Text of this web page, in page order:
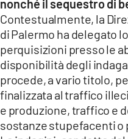
COSENZACHANNEL.IT
ILVIBONESE.IT
CATANZAROCHANNEL.IT
LACAPITALENEWS.IT
App
nonché il sequestro di
Contestualmente, la
di Palermo ha delegato
perquisizioni presso le
disponibilità degli
procede, a vario titolo,
finalizzata al traffico
e produzione, traffico e
sostanze stupefacenti o